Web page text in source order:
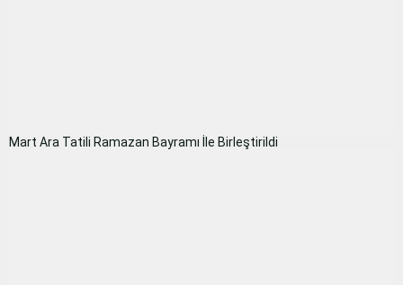
Mart Ara Tatili Ramazan Bayramı İle Birleştirildi